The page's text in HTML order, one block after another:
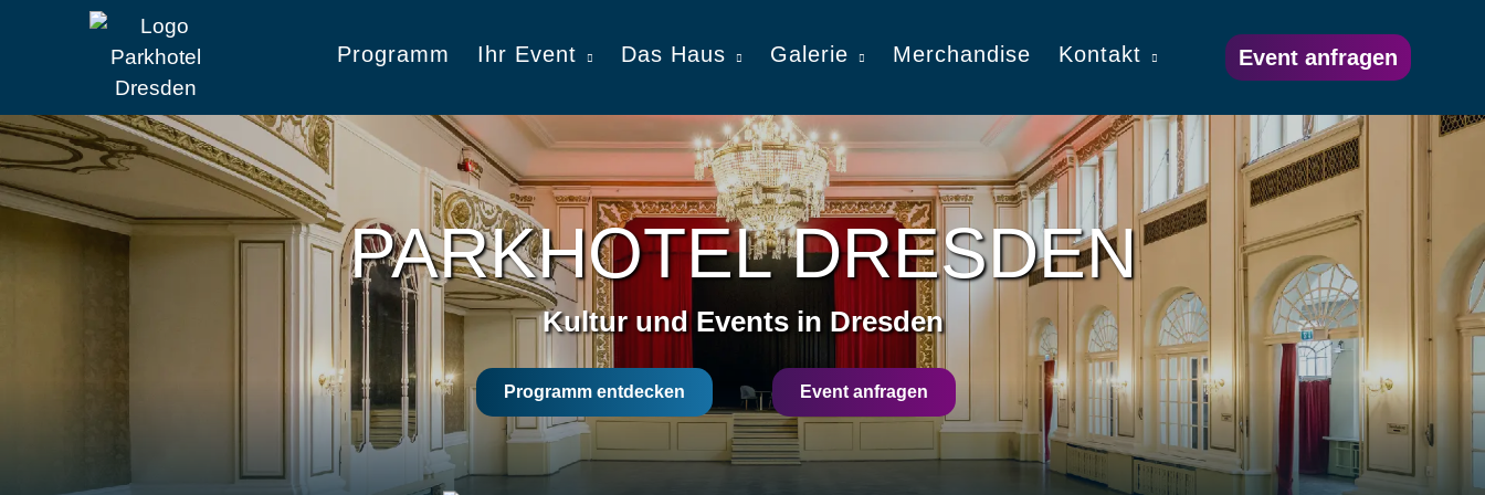
Programm Ihr Event Das Haus Galerie Merchandise Kontakt Event anfragen
PARKHOTEL DRESDEN
Kultur und Events in Dresden
Event anfragen
Programm entdecken